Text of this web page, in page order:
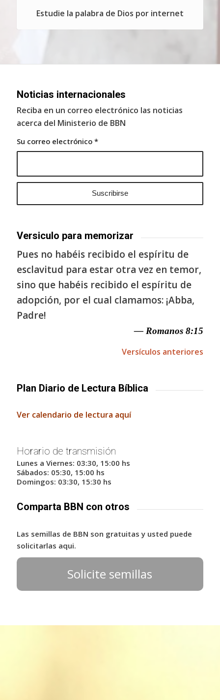
Estudie la palabra de Dios por internet
Noticias internacionales
Reciba en un correo electrónico las noticias
acerca del Ministerio de BBN
Su correo electrónico *
Versiculo para memorizar
Pues no habéis recibido el espíritu de
esclavitud para estar otra vez en temor,
sino que habéis recibido el espíritu de
adopción, por el cual clamamos: ¡Abba,
Padre!
— Romanos 8:15
Versículos anteriores
Plan Diario de Lectura Bíblica
Ver calendario de lectura aquí
Horario de transmisión
Lunes a Viernes: 03:30, 15:00 hs
Sábados: 05:30, 15:00 hs
Domingos: 03:30, 15:30 hs
Comparta BBN con otros
Las semillas de BBN son gratuitas y usted puede
solicitarlas aqui.
Solicite semillas